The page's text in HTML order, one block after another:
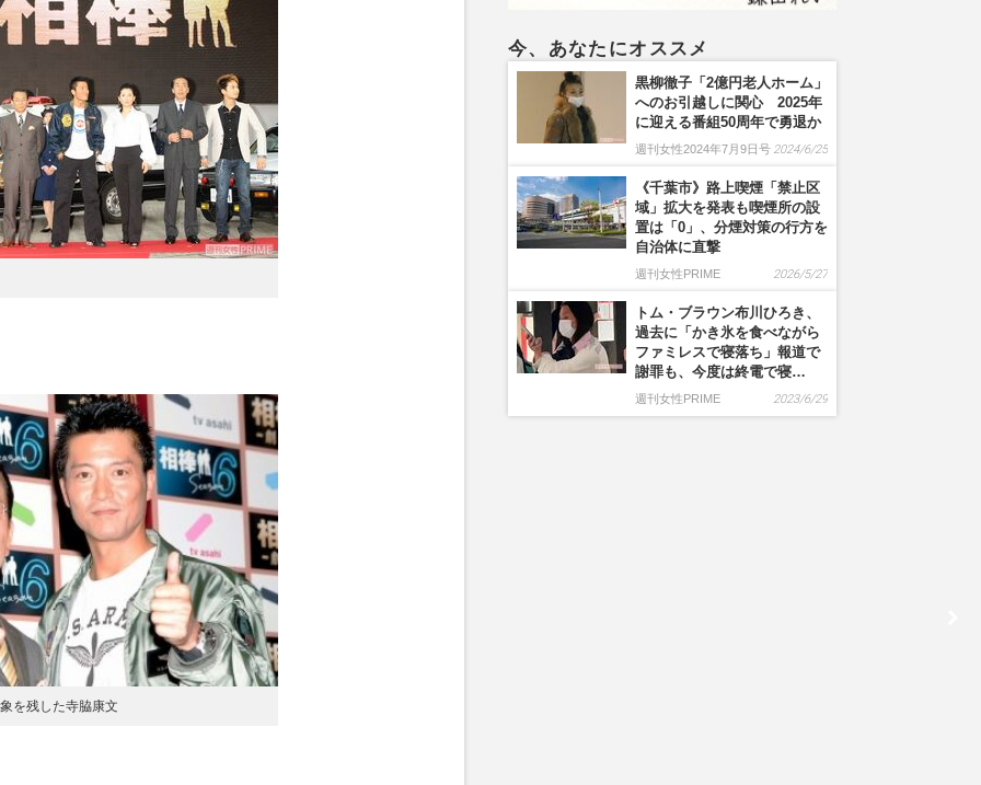
を残した寺脇康文
今、あなたにオススメ
黒柳徹子「2億円老人ホーム」
へのお引越しに関心 2025年
に迎える番組50周年で勇退か
週刊女性2024年7月9日号 2024/6/25
《千葉市》路上喫煙「禁止区
域」拡大を発表も喫煙所の設
置は「0」、分煙対策の行方を
自治体に直撃
週刊女性PRIME 2026/5/27
トム・ブラウン布川ひろき、
過去に「かき氷を食べながら
ファミレスで寝落ち」報道で
謝罪も、今度は終電で寝…
週刊女性PRIME 2023/6/29